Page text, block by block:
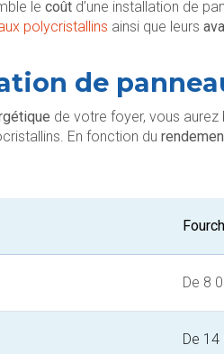
le coût d’une installation de
polycristallins ainsi que leurs
de
de votre foyer, vous
En fonction du
De 8
De